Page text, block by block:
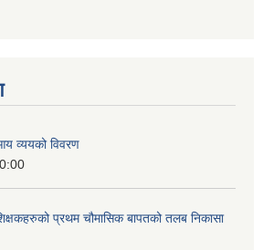
व्ययको विवरण
प्रथम चौमासिक बापतको तलब निकासा